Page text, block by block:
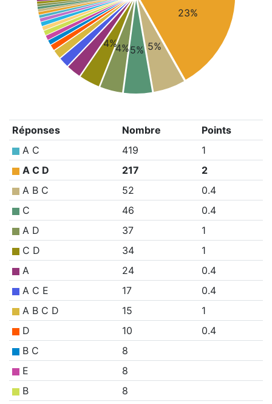
23%
5%
5%
4%
4%
Réponses Nombre
Points
A C
419
1
A C D
217
2
A B C
52
0.4
C
46
0.4
A D
37
1
C D
34
1
A
24
0.4
A C E
17
0.4
A B C D
15
1
D
10
0.4
B C
8
E
8
B
8